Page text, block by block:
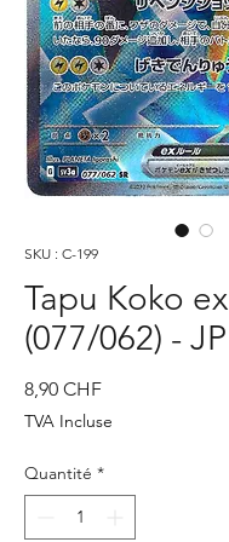
SKU : C-199
Tapu Koko ex
(077/062) - JP
8,90 CHFPrix
TVA Incluse
Quantité *